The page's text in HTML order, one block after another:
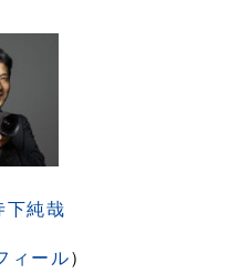
下純哉
ィール）